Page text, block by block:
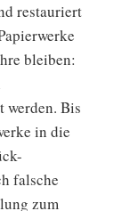
restauriert
bleiben:
werden. Bis
in die
falsche
zum